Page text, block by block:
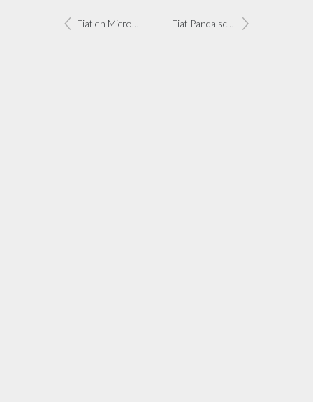
Fiat en Microsoft samen in autosoftware Fiat Panda schoonste in klasse